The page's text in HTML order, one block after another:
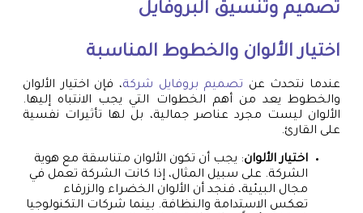
تصميم وتنسيق البروفايل
اختيار الألوان والخطوط المناسبة
عندما نتحدث عن تصميم بروفايل شركة، فإن اختيار الألوان
والخطوط يعد من أهم الخطوات التي يجب الانتباه إليها.
الألوان ليست مجرد عناصر جمالية، بل لها تأثيرات نفسية
على القارئ.
اختيار الألوان: يجب أن تكون الألوان متناسقة مع هوية
الشركة. على سبيل المثال، إذا كانت الشركة تعمل في
مجال البيئية، فنجد أن الألوان الخضراء والزرقاء
تعكس الاستدامة والنظافة. بينما شركات التكنولوجيا